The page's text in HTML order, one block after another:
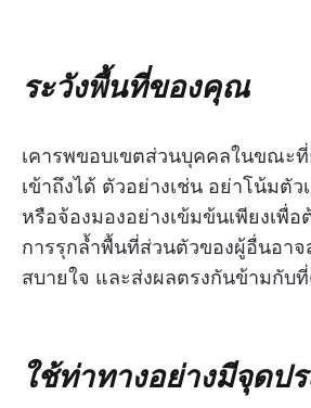
ระวังพื้นที่ของคุณ
เคารพขอบเขตส่วนบุคคลในขณะที่
เข้าถึงได้ ตัวอย่างเช่น อย่าโน้มตัว
หรือจ้องมองอย่างเข้มข้นเพียงเพื่อ
การรุกล้ำพื้นที่ส่วนตัวของผู้อื่นอาจ
สบายใจ และส่งผลตรงกันข้ามกับ
ใช้ท่าทางอย่างมีจุดป